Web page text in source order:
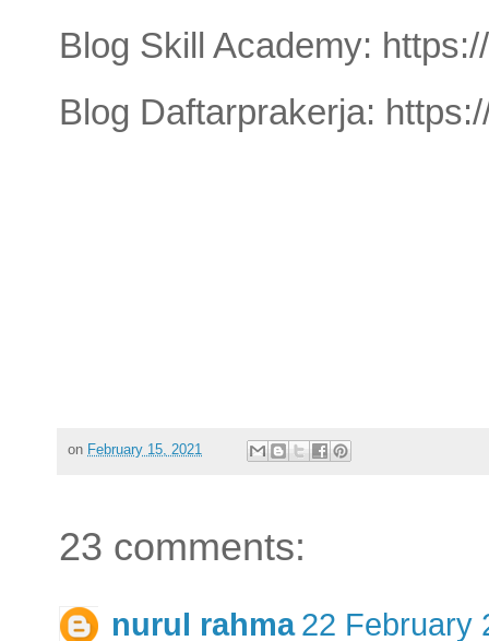
Blog Skill Academy:
Blog Daftarprakerja:
on February 15, 2021
23 comments:
nurul rahma 22 February